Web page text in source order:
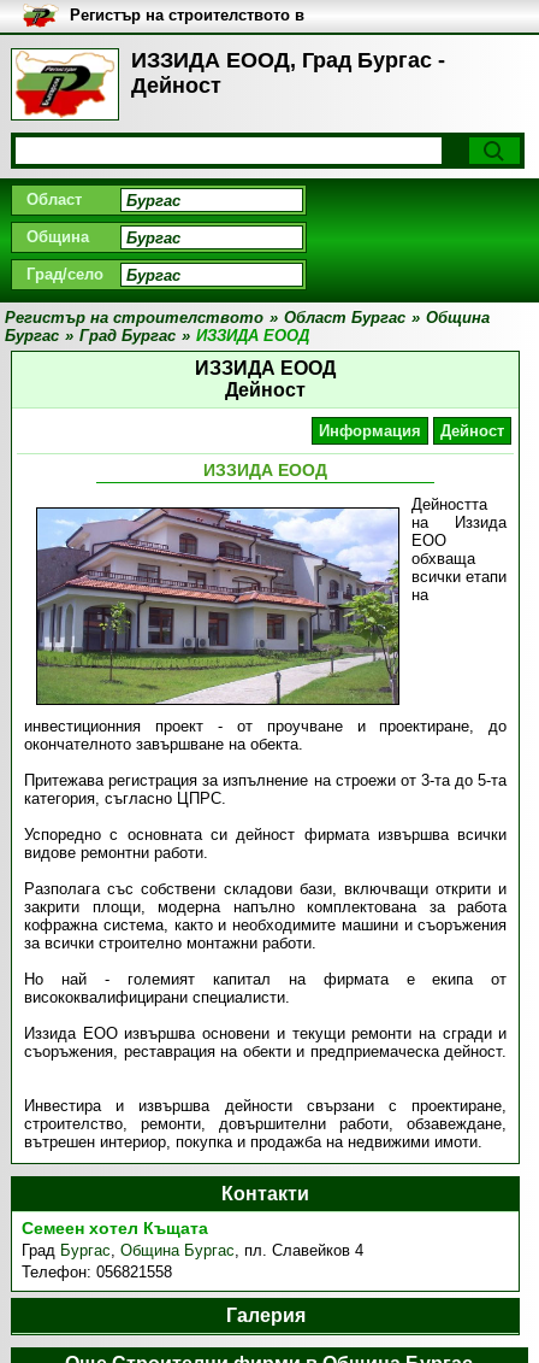
ИЗЗИДА ЕООД, Град Бургас -
Дейност
Регистър на строителството в
България
Област
Община
Град/село
Регистър на строителството » Област Бургас » Община
Бургас » Град Бургас » ИЗЗИДА ЕООД
ИЗЗИДА ЕООД
Дейност
Информация Дейност
ИЗЗИДА ЕООД
Дейността
на Иззида
ЕОО
обхваща
всички етапи
на
инвестиционния проект - от проучване и проектиране, до
окончателното завършване на обекта.
Притежава регистрация за изпълнение на строежи от 3-та до 5-та
категория, съгласно ЦПРС.
Успоредно с основната си дейност фирмата извършва всички
видове ремонтни работи.
Разполага със собствени складови бази, включващи открити и
закрити площи, модерна напълно комплектована за работа
кофражна система, както и необходимите машини и съоръжения
за всички строително монтажни работи.
Но най - големият капитал на фирмата е екипа от
висококвалифицирани специалисти.
Иззида ЕОО извършва основени и текущи ремонти на сгради и
съоръжения, реставрация на обекти и предприемаческа дейност.
Инвестира и извършва дейности свързани с проектиране,
строителство, ремонти, довършителни работи, обзавеждане,
вътрешен интериор, покупка и продажба на недвижими имоти.
Контакти
Семеен хотел Къщата
Град Бургас,Община Бургас,пл. Славейков 4
Телефон:056821558
Галерия